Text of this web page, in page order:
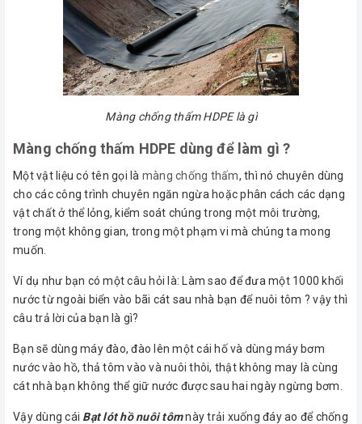
Màng chống thấm HDPE là gì
Màng chống thấm HDPE dùng để làm gì ?
Một vật liệu có tên gọi là màng chống thấm, thì nó chuyên dùng
cho các công trình chuyên ngăn ngừa hoặc phân cách các dạng
vật chất ở thể lỏng, kiểm soát chúng trong một môi trường,
trong một không gian, trong một phạm vi mà chúng ta mong
muốn.
Ví dụ như bạn có một câu hỏi là: Làm sao để đưa một 1000 khối
nước từ ngoài biển vào bãi cát sau nhà bạn để nuôi tôm ? vậy thì
câu trả lời của bạn là gì?
Bạn sẽ dùng máy đào, đào lên một cái hố và dùng máy bơm
nước vào hồ, thả tôm vào và nuôi thôi, thật không may là cùng
cát nhà bạn không thể giữ nước được sau hai ngày ngừng bơm.
Vậy dùng cái Bạt lót hồ nuôi tômnày trải xuống đáy ao để chống